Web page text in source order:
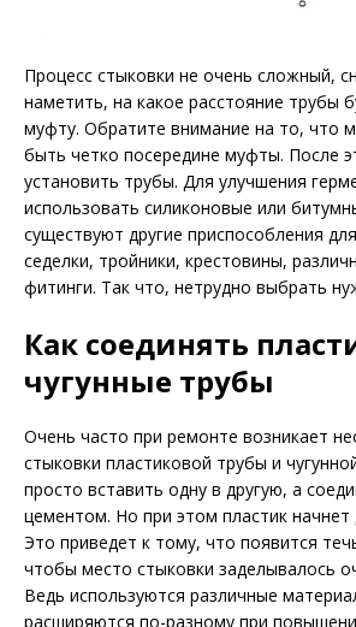
Процесс стыковки не очень сложный,
наметить, на какое расстояние трубы
муфту. Обратите внимание на то, что
быть четко посередине муфты. После
установить трубы. Для улучшения
использовать силиконовые или
существуют другие приспособления
седелки, тройники, крестовины,
фитинги. Так что, нетрудно выбрать
Как соединять
чугунные трубы
Очень часто при ремонте возникает
стыковки пластиковой трубы и
просто вставить одну в другую, а
цементом. Но при этом пластик
Это приведет к тому, что появится
чтобы место стыковки заделывалось
Ведь используются различные
расширяются по-разному при